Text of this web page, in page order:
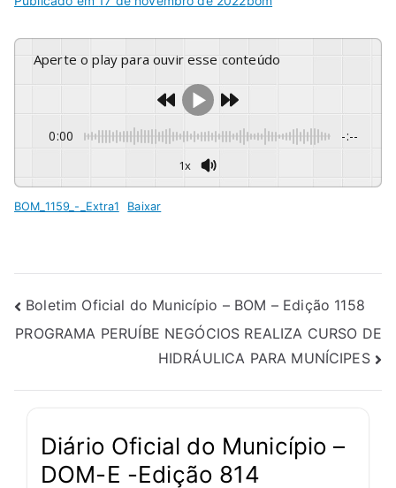
Aperte o play para ouvir esse conteúdo
0:00 -:--
1x
BOM_1159_-_Extra1 Baixar
Boletim Oficial do Município – BOM – Edição 1158
PROGRAMA PERUÍBE NEGÓCIOS REALIZA CURSO DE
HIDRÁULICA PARA MUNÍCIPES
Diário Oficial do Município –
DOM-E -Edição 814